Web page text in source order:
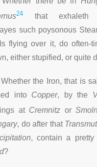
24 that exhaleth
such poysonous
flying over it, do often-
either stupified, or quite
the Iron, that is
into Copper, by the
at Cremnitz or
, do after that
, contain a
?